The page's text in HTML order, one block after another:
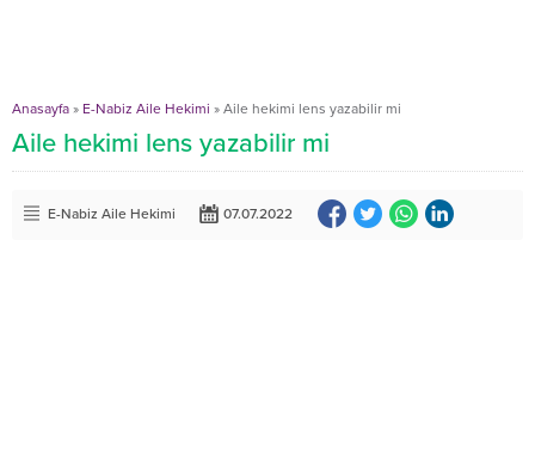
Anasayfa » E-Nabiz Aile Hekimi » Aile hekimi lens yazabilir mi
Aile hekimi lens yazabilir mi
E-Nabiz Aile Hekimi 07.07.2022